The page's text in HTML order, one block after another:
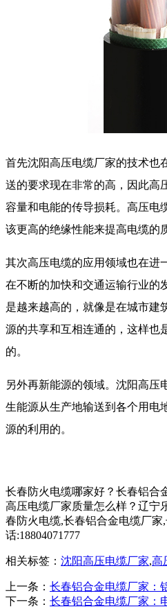
首先沈阳高压电缆厂家的技术也
送的要求现在非常的高，因此高
容量和电能的传导损耗。高压电
该更高的绝缘性能来提高电缆的
其次高压电缆的应用领域也在进
在不断的加快和交通运输行业的
是越来越高的，就像是在城市建
源的共享和互相连通的，这样也
的。
另外再新能源的领域。沈阳高压
生能源从生产地输送到各个用电
源的利用的。
长春防火电缆哪家好？长春铝合
高压电缆厂家质量怎么样？辽宁
春防火电缆,长春铝合金电缆厂家
话:18804071777
相关标签： 沈阳高压电缆厂家,高
上一条： 长春铝合金电缆厂家：
下一条： 长春铝合金电缆厂家：